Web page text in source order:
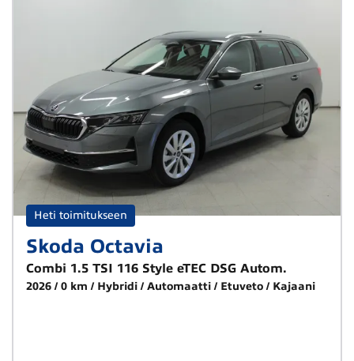
Heti toimitukseen
Skoda Octavia
Combi 1.5 TSI 116 Style eTEC DSG Autom.
2026 0 km Hybridi Automaatti Etuveto Kajaani